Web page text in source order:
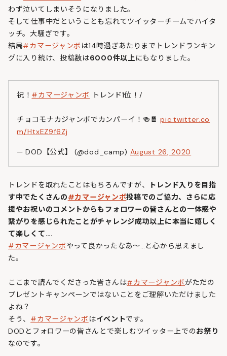
わず泣いてしまいそうになりました。
そして仕事中だということも忘れてツイッターチームでハイタ
ッチ。大騒ぎです。
結局#カマージャンボ は14時過ぎあたりまでトレンドランキン
グに入り続け、投稿数は6000件以上にもなりました。
祝！ #カマージャンボ トレンド1位！/
チョコモナカジャンボでカンパーイ！🍻🍫pic.twitter.co
m/HtxEZ9f6Zj
— DOD【公式】 (@dod_camp) August 26, 2020
トレンドを取れたことはもちろんですが、
トレンド入りを目指
す中でたくさんの#カマージャンボ投稿でのご協力、さらに応
援やお祝いのコメントからもフォロワーの皆さんとの一体感や
繋がりを感じられたことがチャレンジ成功以上に本当に嬉しく
て楽しくて….
#カマージャンボやって良かったなあ～…と心から思えまし
た。
ここまで読んでくださった皆さんは#カマージャンボがただの
プレゼントキャンペーンではないことをご理解いただけました
よね？
そう、 #カマージャンボ はイベントです。
DODとフォロワーの皆さんとで楽しむツイッター上でのお祭り
なのです。